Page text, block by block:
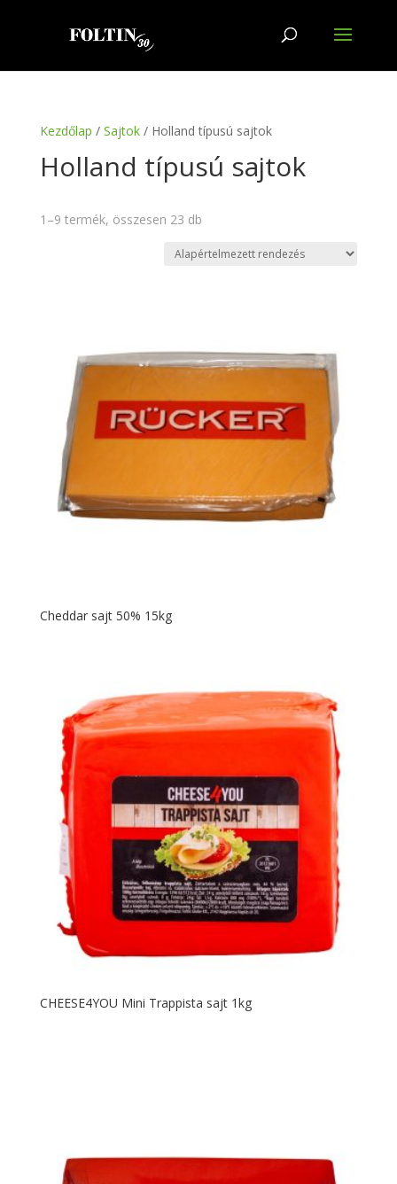
Kezdőlap / Sajtok/ Holland típusú sajtok
Holland típusú sajtok
1–9 termék, összesen 23 db
Cheddar sajt 50% 15kg
CHEESE4YOU Mini Trappista sajt 1kg